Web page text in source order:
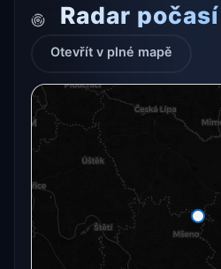
Radar počasí
Otevřít v plné mapě
Radarový snímek
Otevřít v plné
Zkusit znovu
Otevřít v